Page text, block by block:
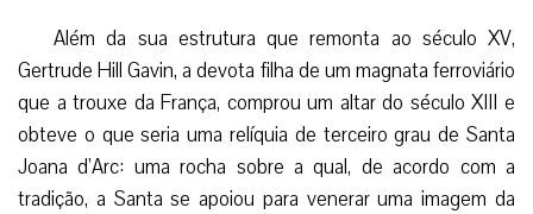
Além da sua estrutura que remonta ao século XV,
Gertrude Hill Gavin, a devota filha de um magnata ferroviário
que a trouxe da França, comprou um altar do século XIII e
obteve o que seria uma relíquia de terceiro grau de Santa
Joana d’Arc: uma rocha sobre a qual, de acordo com a
tradição, a Santa se apoiou para venerar uma imagem da